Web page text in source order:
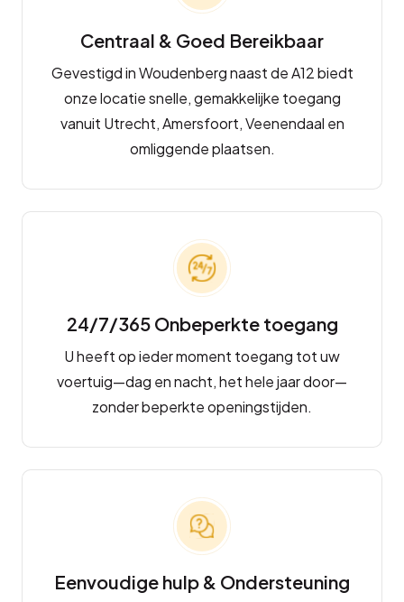
Centraal & Goed Bereikbaar
Gevestigd in Woudenberg naast de A12 biedt
onze locatie snelle, gemakkelijke toegang
vanuit Utrecht, Amersfoort, Veenendaal en
omliggende plaatsen.
24/7/365 Onbeperkte toegang
U heeft op ieder moment toegang tot uw
voertuig—dag en nacht, het hele jaar door—
zonder beperkte openingstijden.
Eenvoudige hulp & Ondersteuning